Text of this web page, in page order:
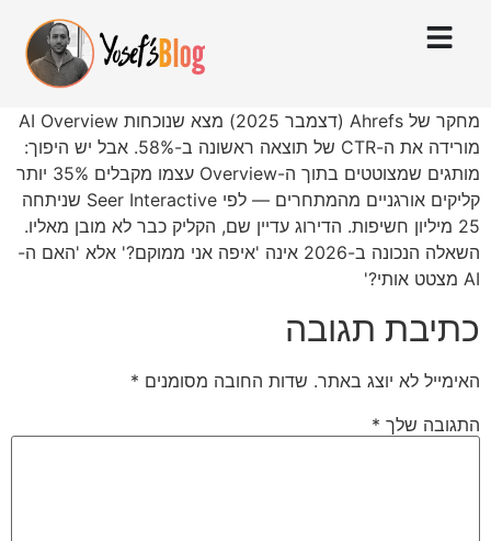
מחקר של Ahrefs (דצמבר 2025) מצא שנוכחות AI Overview
מורידה את ה-CTR של תוצאה ראשונה ב-58%. אבל יש היפוך:
מותגים שמצוטטים בתוך ה-Overview עצמו מקבלים 35% יותר
קליקים אורגניים מהמתחרים — לפי Seer Interactive שניתחה
25 מיליון חשיפות. הדירוג עדיין שם, הקליק כבר לא מובן מאליו.
השאלה הנכונה ב-2026 אינה 'איפה אני ממוקם?' אלא 'האם ה-
AI מצטט אותי?'
כתיבת תגובה
האימייל לא יוצג באתר. שדות החובה מסומנים *
התגובה שלך *